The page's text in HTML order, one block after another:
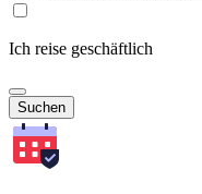
Ich reise geschäftlich
Suchen